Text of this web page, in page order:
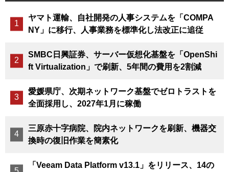
ヤマト運輸、自社開発の人事システムを「COMPA
NY」に移行、人事業務を標準化し法改正に追従
SMBC日興証券、サーバー仮想化基盤を「OpenShi
ft Virtualization」で刷新、5年間の費用を2割減
愛媛県庁、次期ネットワーク基盤でゼロトラストを
全面採用し、2027年1月に稼働
三原赤十字病院、院内ネットワークを刷新、機器交
換時の復旧作業を簡素化
「Veeam Data Platform v13.1」をリリース、14の